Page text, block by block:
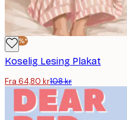
-40%*
Koselig Lesing Plakat
Fra 64,80 kr108 kr